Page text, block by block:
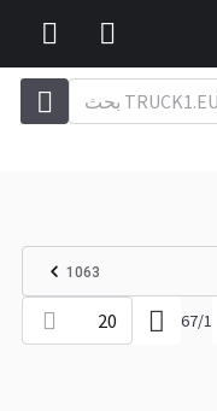
1063
1
/
67
20